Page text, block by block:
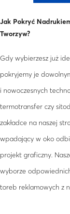
Jak Pokryć
Tworzyw?
Gdy wybierzesz już
pokryjemy je
i nowoczesnych
termotransfer czy
zakładce na naszej
wpadający w oko
projekt graficzny.
wyborze
toreb reklamowych z